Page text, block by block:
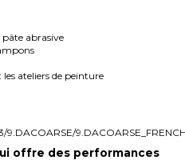
abrasive
ateliers de peinture
offre des performances